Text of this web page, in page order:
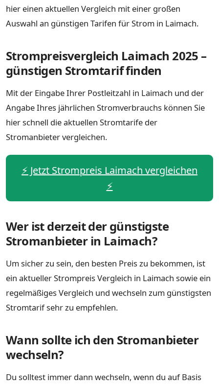
hier einen aktuellen Vergleich mit einer großen
Auswahl an günstigen Tarifen für Strom in Laimach.
Strompreisvergleich Laimach 2025 –
günstigen Stromtarif finden
Mit der Eingabe Ihrer Postleitzahl in Laimach und der
Angabe Ihres jährlichen Stromverbrauchs können Sie
hier schnell die aktuellen Stromtarife der
Stromanbieter vergleichen.
⚡️ Jetzt Strompreis Laimach vergleichen
⚡️
Wer ist derzeit der günstigste
Stromanbieter in Laimach?
Um sicher zu sein, den besten Preis zu bekommen, ist
ein aktueller Strompreis Vergleich in Laimach sowie ein
regelmäßiges Vergleich und wechseln zum günstigsten
Stromtarif sehr zu empfehlen.
Wann sollte ich den Stromanbieter
wechseln?
Du solltest immer dann wechseln, wenn du auf Basis